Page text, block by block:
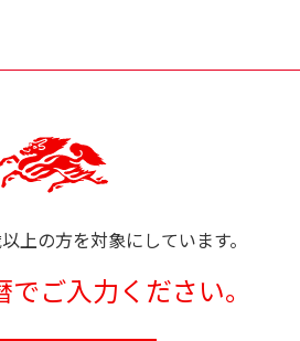
上の方を対象にしています。
ご入力ください。